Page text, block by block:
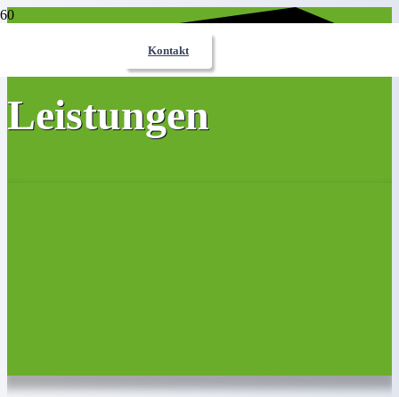
Kontakt
Leistungen